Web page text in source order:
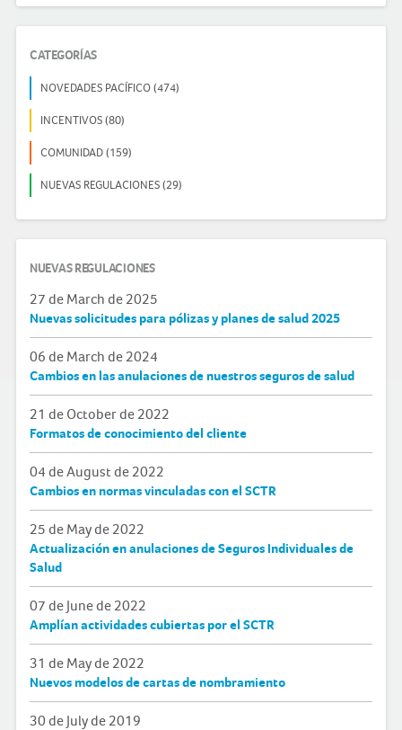
CATEGORÍAS
NOVEDADES PACÍFICO (474)
INCENTIVOS (80)
COMUNIDAD (159)
NUEVAS REGULACIONES (29)
NUEVAS REGULACIONES
27 de March de 2025
Nuevas solicitudes para pólizas y planes de salud 2025
06 de March de 2024
Cambios en las anulaciones de nuestros seguros de salud
21 de October de 2022
Formatos de conocimiento del cliente
04 de August de 2022
Cambios en normas vinculadas con el SCTR
25 de May de 2022
Actualización en anulaciones de Seguros Individuales de
Salud
07 de June de 2022
Amplían actividades cubiertas por el SCTR
31 de May de 2022
Nuevos modelos de cartas de nombramiento
30 de July de 2019